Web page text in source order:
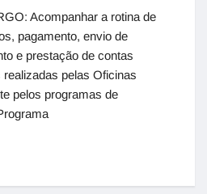
Acompanhar a rotina de
pagamento, envio de
e prestação de contas
pelas Oficinas
pelos programas de